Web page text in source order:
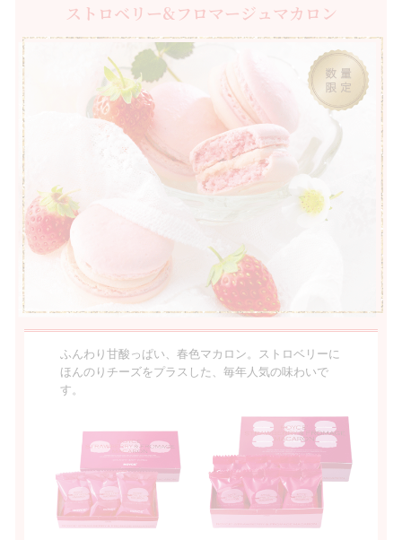
ストロベリー&フロマージュマカロン
ふんわり甘酸っぱい、春色マカロン。ストロベリーに
ほんのりチーズをプラスした、毎年人気の味わいで
す。